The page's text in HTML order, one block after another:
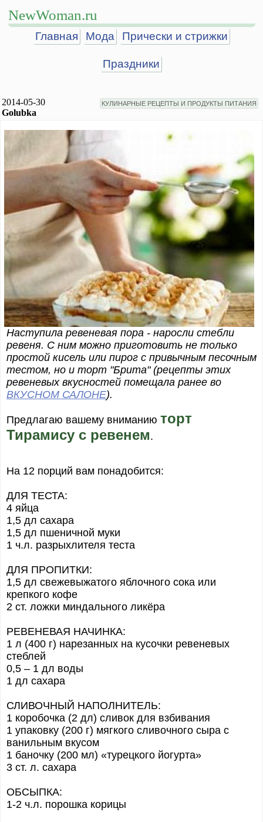
NewWoman.ru
Главная Мода Прически и стрижки
Праздники
2014-05-30
Golubka
КУЛИНАРНЫЕ РЕЦЕПТЫ И ПРОДУКТЫ ПИТАНИЯ
Наступила ревеневая пора - наросли стебли
ревеня. С ним можно приготовить не только
простой кисель или пирог с привычным песочным
тестом, но и торт "Брита" (рецепты этих
ревеневых вкусностей помещала ранее во
ВКУСНОМ САЛОНЕ).
Предлагаю вашему вниманию торт
Тирамису с ревенем.
На 12 порций вам понадобится:
ДЛЯ ТЕСТА:
4 яйца
1,5 дл сахара
1,5 дл пшеничной муки
1 ч.л. разрыхлителя теста
ДЛЯ ПРОПИТКИ:
1,5 дл свежевыжатого яблочного сока или
крепкого кофе
2 ст. ложки миндального ликёра
РЕВЕНЕВАЯ НАЧИНКА:
1 л (400 г) нарезанных на кусочки ревеневых
стеблей
0,5 – 1 дл воды
1 дл сахара
СЛИВОЧНЫЙ НАПОЛНИТЕЛЬ:
1 коробочка (2 дл) сливок для взбивания
1 упаковку (200 г) мягкого сливочного сыра с
ванильным вкусом
1 баночку (200 мл) «турецкого йогурта»
3 ст. л. сахара
ОБСЫПКА:
1-2 ч.л. порошка корицы